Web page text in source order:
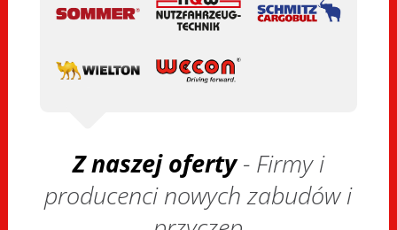
Z naszej oferty- Firmy i
producenci nowych zabudów i